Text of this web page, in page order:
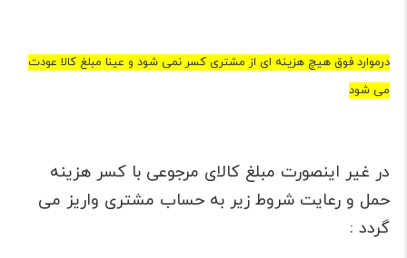
درموارد فوق هیچ هزینه ای از مشتری کسر نمی شود و عینا مبلغ کالا عودت
می شود
در غیر اینصورت مبلغ کالای مرجوعی با کسر هزینه
حمل و رعایت شروط زیر به حساب مشتری واریز می
گردد :